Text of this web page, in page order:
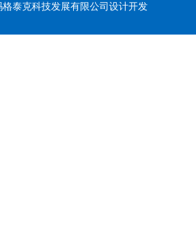
泰克科技发展有限公司设计开发